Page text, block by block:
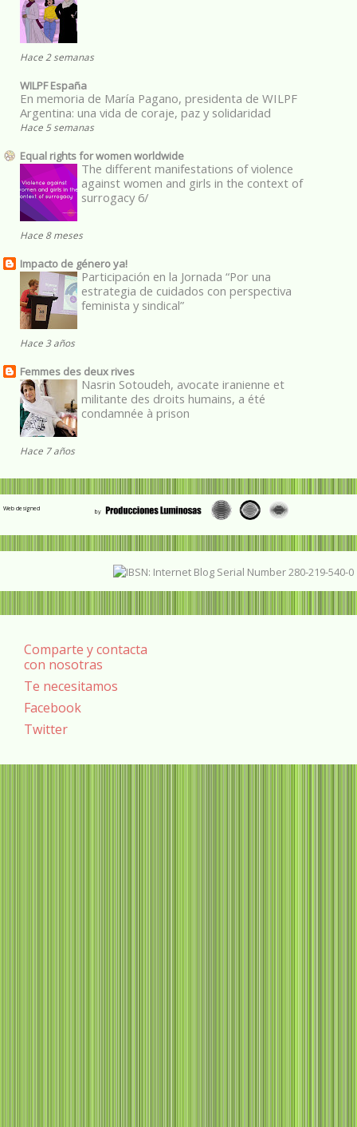
Hace 2 semanas
WILPF España
En memoria de María Pagano, presidenta de WILPF
Argentina: una vida de coraje, paz y solidaridad
Hace 5 semanas
Equal rights for women worldwide
The different manifestations of violence
against women and girls in the context of
surrogacy 6/
Hace 8 meses
Impacto de género ya!
Participación en la Jornada “Por una
estrategia de cuidados con perspectiva
feminista y sindical”
Hace 3 años
Femmes des deux rives
Nasrin Sotoudeh, avocate iranienne et
militante des droits humains, a été
condamnée à prison
Hace 7 años
Web designed
Comparte y contacta
con nosotras
Te necesitamos
Facebook
Twitter